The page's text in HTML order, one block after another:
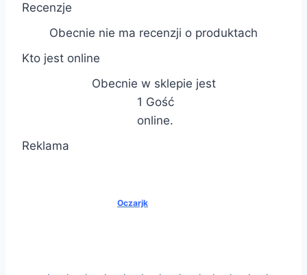
Recenzje
Obecnie nie ma recenzji o produktach
Kto jest online
Obecnie w sklepie jest
1 Gość
online.
Reklama
Oczarjk